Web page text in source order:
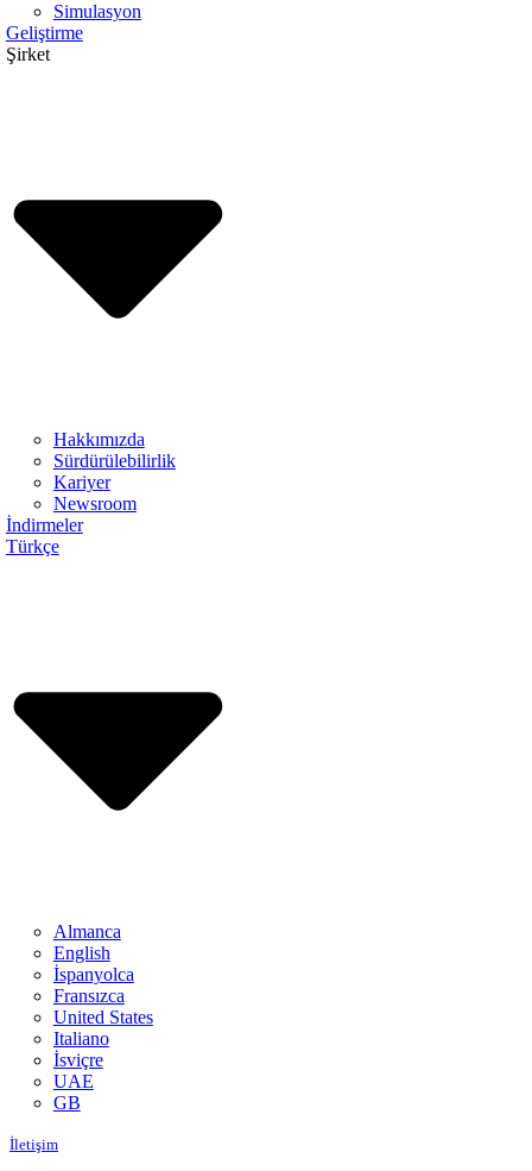
Simulasyon
Geliştirme
Şirket
Hakkımızda
Sürdürülebilirlik
Kariyer
Newsroom
İndirmeler
Türkçe
Almanca
English
İspanyolca
Fransızca
United States
Italiano
İsviçre
UAE
GB
İletişim